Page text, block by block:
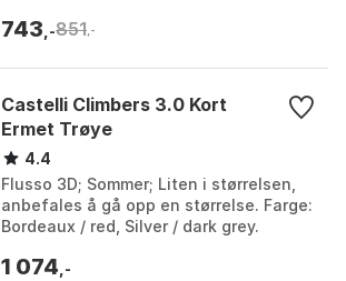
teal degree....
743 ,-851 ,-
Castelli Climbers 3.0 Kort
Ermet Trøye
4.4
Flusso 3D; Sommer; Liten i størrelsen,
anbefales å gå opp en størrelse. Farge:
Bordeaux / red, Silver / dark grey.
1 074 ,-